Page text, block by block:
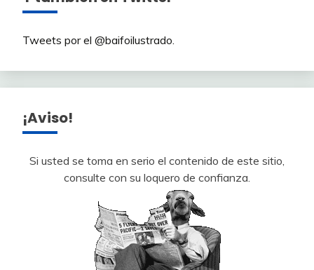
Tweets por el @baifoilustrado.
¡Aviso!
Si usted se toma en serio el contenido de este sitio,
consulte con su loquero de confianza.